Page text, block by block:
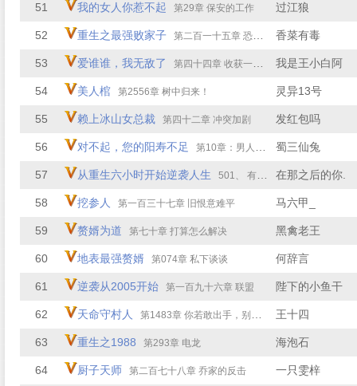
51 我的女人你惹不起 第29章 保安的工作 过江狼
52 重生之最强败家子 第二百一十五章 恐怖的一幕 香菜有毒
53 爱谁谁，我无敌了 第四十四章 收获一大波 我是王小白阿
54 美人棺 第2556章 树中归来！ 灵异13号
55 赖上冰山女总裁 第四十二章 冲突加剧 发红包吗
56 对不起，您的阳寿不足 第10章：男人出轨 蜀三仙兔
57 从重生六小时开始逆袭人生 501、 有本事你就进来 在那之后的你.
58 挖参人 第一百三十七章 旧恨意难平 马六甲_
59 赘婿为道 第七十章 打算怎么解决 黑禽老王
60 地表最强赘婿 第074章 私下谈谈 何辞言
61 逆袭从2005开始 第一百九十六章 联盟 陛下的小鱼干
62 天命守村人 第1483章 你若敢出手，别死！ 王十四
63 重生之1988 第293章 电龙 海泡石
64 厨子天师 第二百七十八章 乔家的反击 一只雯梓